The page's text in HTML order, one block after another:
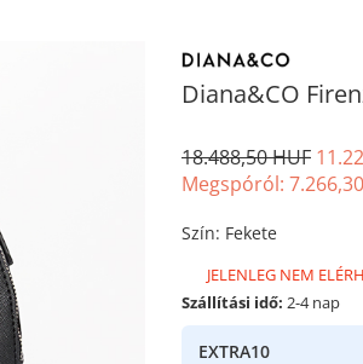
Diana&CO
18.488,50 HUF
Megspóról: 7.266,30
Szín: Fekete
JELENLEG NEM
Szállítási idő: 2-4 nap
EXTRA10